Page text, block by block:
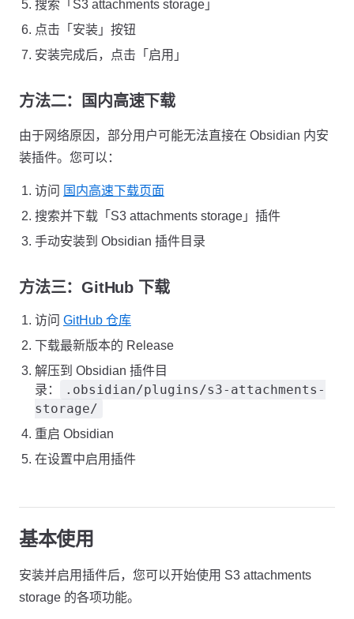
搜索「S3 attachments storage」
点击「安装」按钮
安装完成后，点击「启用」
方法二：国内高速下载
由于网络原因，部分用户可能无法直接在 Obsidian 内安
装插件。您可以：
访问 国内高速下载页面
搜索并下载「S3 attachments storage」插件
手动安装到 Obsidian 插件目录
方法三：GitHub 下载
访问 GitHub 仓库
下载最新版本的 Release
解压到 Obsidian 插件目
录：
.obsidian/plugins/s3-attachments-
storage/
重启 Obsidian
在设置中启用插件
基本使用
安装并启用插件后，您可以开始使用 S3 attachments
storage 的各项功能。